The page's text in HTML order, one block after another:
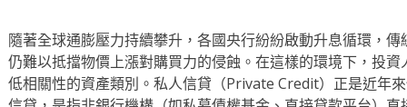
隨著全球通膨壓力持續攀升，各國央行紛紛啟動升息循環，
仍難以抵擋物價上漲對購買力的侵蝕。在這樣的環境下，投
低相關性的資產類別。私人信貸（Private Credit）正是近年